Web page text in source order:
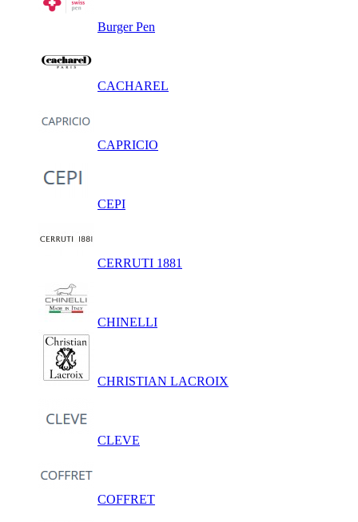
Burger Pen
CACHAREL
CAPRICIO
CEPI
CERRUTI 1881
CHINELLI
CHRISTIAN LACROIX
CLEVE
COFFRET